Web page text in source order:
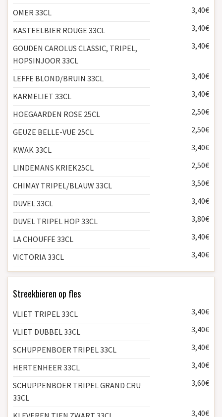
OMER 33CL 3,40€
KASTEELBIER ROUGE 33CL 3,40€
GOUDEN CAROLUS CLASSIC, TRIPEL,
HOPSINJOOR 33CL
3,40€
LEFFE BLOND/BRUIN 33CL 3,40€
KARMELIET 33CL 3,40€
HOEGAARDEN ROSE 25CL 2,50€
GEUZE BELLE-VUE 25CL 2,50€
KWAK 33CL 3,40€
LINDEMANS KRIEK25CL 2,50€
CHIMAY TRIPEL/BLAUW 33CL 3,50€
DUVEL 33CL 3,40€
DUVEL TRIPEL HOP 33CL 3,80€
LA CHOUFFE 33CL 3,40€
VICTORIA 33CL 3,40€
Streekbieren op fles
VLIET TRIPEL 33CL 3,40€
VLIET DUBBEL 33CL 3,40€
SCHUPPENBOER TRIPEL 33CL 3,40€
HERTENHEER 33CL 3,40€
SCHUPPENBOER TRIPEL GRAND CRU
33CL
3,60€
3,40€